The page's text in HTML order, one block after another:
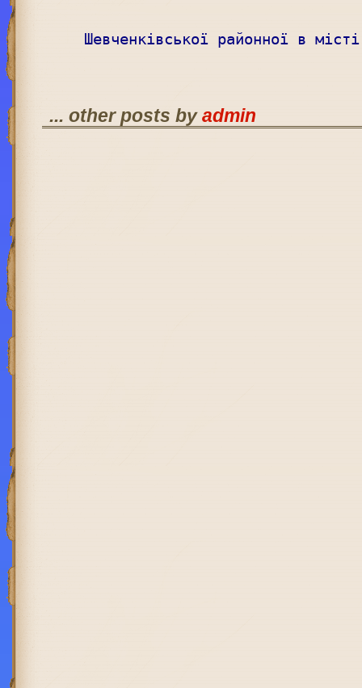
Шевченківської районної в
... other posts byadmin